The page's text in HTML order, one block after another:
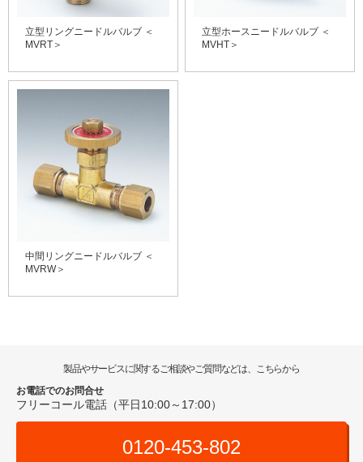
立型リングニードルバルブ ＜
MVRT＞
立型ホースニードルバルブ ＜
MVHT＞
中間リングニードルバルブ ＜
MVRW＞
製品やサービスに関するご相談やご質問などは、こちらから
お電話でのお問合せ
フリーコール電話（平日10:00～17:00）
0120-453-802